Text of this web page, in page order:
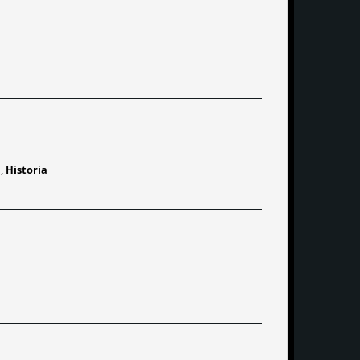
, Historia